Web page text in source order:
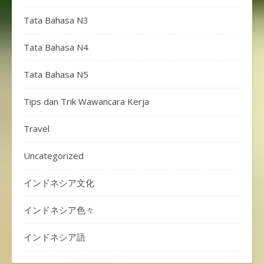
Tata Bahasa N3
Tata Bahasa N4
Tata Bahasa N5
Tips dan Trik Wawancara Kerja
Travel
Uncategorized
インドネシア文化
インドネシア色々
インドネシア語